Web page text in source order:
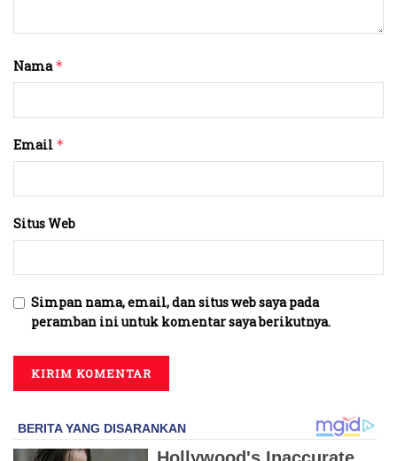
Nama*
Email *
Situs Web
Simpan nama, email, dan situs web saya pada
peramban ini untuk komentar saya berikutnya.